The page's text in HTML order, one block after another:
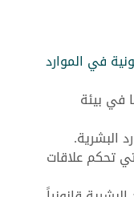
في الموارد
في بيئة
البشرية.
تحكم علاقات